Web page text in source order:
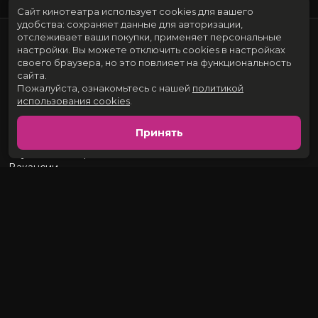
Скоро в кино
Служба поддержки
Вакансии
Сайт кинотеатра использует cookies для вашего
удобства: сохраняет данные для авторизации,
отслеживает ваши покупки, применяет персональные
настройки. Вы можете отключить cookies в настройках
своего браузера, но это повлияет на функциональность
сайта.
Пожалуйста, ознакомьтесь с нашей политикой
использования cookies
Принять